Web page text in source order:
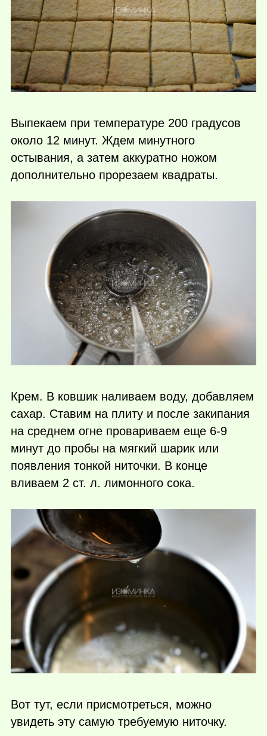
Выпекаем при температуре 200 градусов
около 12 минут. Ждем минутного
остывания, а затем аккуратно ножом
дополнительно прорезаем квадраты.
Крем. В ковшик наливаем воду, добавляем
сахар. Ставим на плиту и после закипания
на среднем огне провариваем еще 6-9
минут до пробы на мягкий шарик или
появления тонкой ниточки. В конце
вливаем 2 ст. л. лимонного сока.
Вот тут, если присмотреться, можно
увидеть эту самую требуемую ниточку.